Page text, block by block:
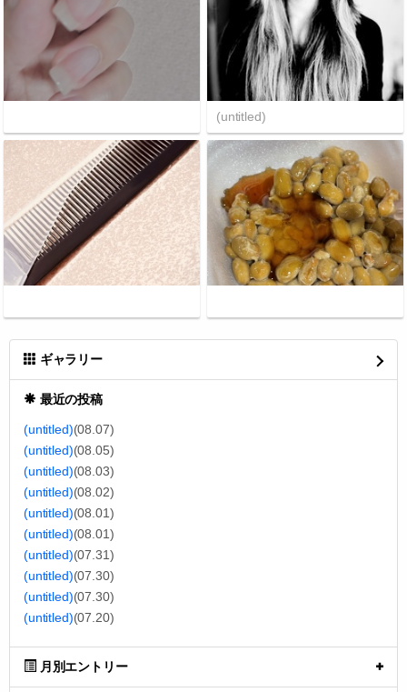
(untitled)
ギャラリー
最近の投稿
(untitled)(08.07)
(untitled)(08.05)
(untitled)(08.03)
(untitled)(08.02)
(untitled)(08.01)
(untitled)(08.01)
(untitled)(07.31)
(untitled)(07.30)
(untitled)(07.30)
(untitled)(07.20)
月別エントリー